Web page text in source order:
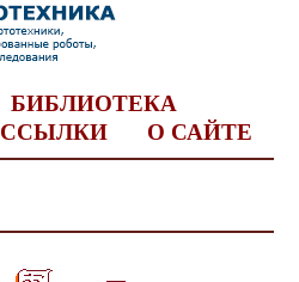
БИБЛИОТЕКА
ССЫЛКИ О САЙТЕ